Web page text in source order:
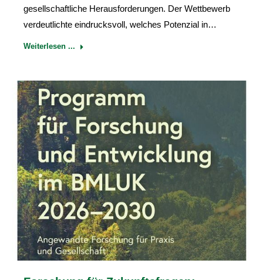
gesellschaftliche Herausforderungen. Der Wettbewerb
verdeutlichte eindrucksvoll, welches Potenzial in…
Weiterlesen ...